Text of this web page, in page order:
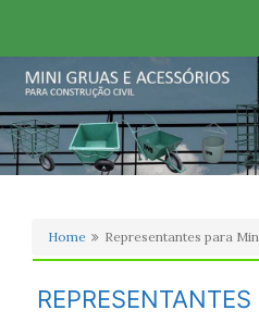
Home Representantes para